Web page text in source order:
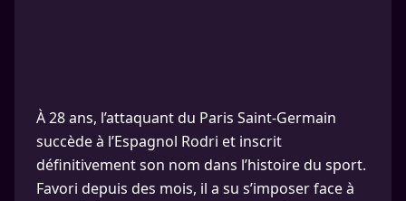
À 28 ans, l’attaquant du Paris Saint-Germain
succède à l’Espagnol Rodri et inscrit
définitivement son nom dans l’histoire du sport.
Favori depuis des mois, il a su s’imposer face à